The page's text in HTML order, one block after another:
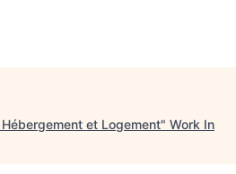
et Logement" Work In